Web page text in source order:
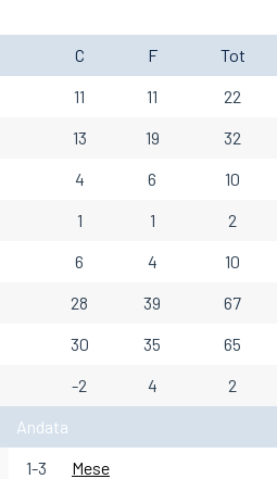
C F
Tot
11 11
22
13 19
32
4 6
10
1 1
2
6 4
10
28 39
67
30 35
65
-2 4
2
Andata
1-3
Mese